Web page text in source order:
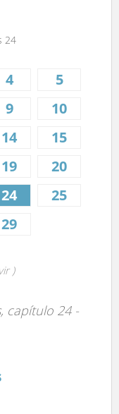
24
4
5
9
10
14
15
19
20
24
25
29
)
capítulo 24 -